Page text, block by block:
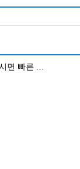
면 빠른 ...